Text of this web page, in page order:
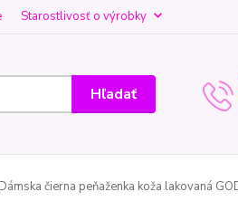
Starostlivosť o výrobky
Hľadať
Dámska čierna peňaženka koža lakovaná